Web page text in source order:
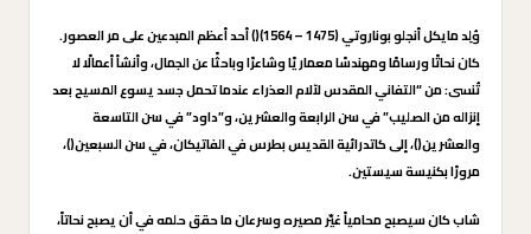
وُلِد مايكل أنجلو بوناروتي (1475 – 1564)() أحد أعظم المبدعين على مر العصور.
كان نحاتًا ورسامًا ومهندسًا معماريًا وشاعرًا وباحثًا عن الجمال، وأنشأ أعمالًا لا
تُنسى: من “التفاني المقدس لآلام العذراء عندما تحمل جسد يسوع المسيح بعد
إنزاله من الصليب” في سن الرابعة والعشرين، و”داود” في سن التاسعة
والعشرين()، إلى كاتدرائية القديس بطرس في الفاتيكان، في سن السبعين()،
مرورًا بكنيسة سيستين.
شاب كان سيصبح محامياً غيّر مصيره وسرعان ما حقق حلمه في أن يصبح نحاتاً،